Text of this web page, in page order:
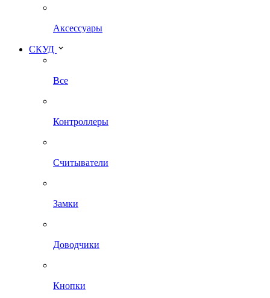
Аксессуары
СКУД
Все
Контроллеры
Считыватели
Замки
Доводчики
Кнопки